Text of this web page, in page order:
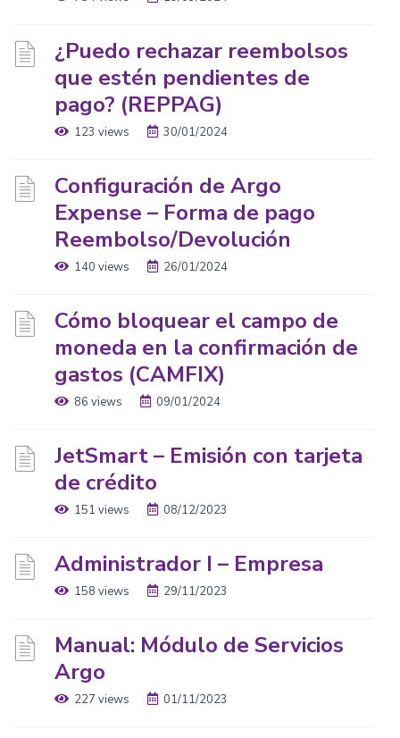
¿Puedo rechazar reembolsos
que estén pendientes de
pago? (REPPAG)
123 views 30/01/2024
Configuración de Argo
Expense – Forma de pago
Reembolso/Devolución
140 views 26/01/2024
Cómo bloquear el campo de
moneda en la confirmación de
gastos (CAMFIX)
86 views 09/01/2024
JetSmart – Emisión con tarjeta
de crédito
151 views 08/12/2023
Administrador I – Empresa
158 views 29/11/2023
Manual: Módulo de Servicios
Argo
227 views 01/11/2023